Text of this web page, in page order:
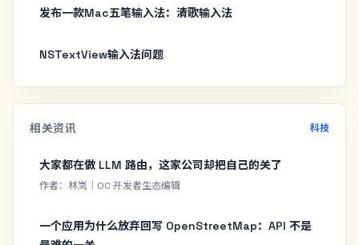
发布一款Mac五笔输入法：清歌输入法
NSTextView输入法问题
相关资讯 科技
大家都在做 LLM 路由，这家公司却把自己的关了
作者：林岚｜OC 开发者生态编辑
一个应用为什么放弃回写 OpenStreetMap：API 不是